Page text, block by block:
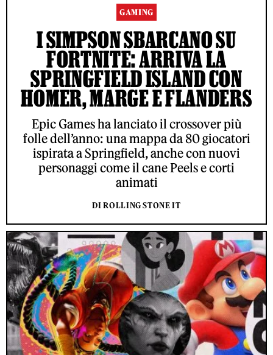
GAMING
I SIMPSON SBARCANO SU
FORTNITE: ARRIVA LA
SPRINGFIELD ISLAND CON
HOMER, MARGE E FLANDERS
Epic Games ha lanciato il crossover più
folle dell’anno: una mappa da 80 giocatori
ispirata a Springfield, anche con nuovi
personaggi come il cane Peels e corti
animati
DI ROLLING STONE IT